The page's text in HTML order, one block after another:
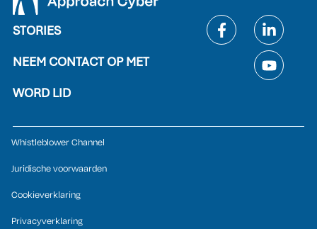
STORIES
NEEM CONTACT OP MET
WORD LID
Whistleblower Channel
Juridische voorwaarden
Cookieverklaring
Privacyverklaring